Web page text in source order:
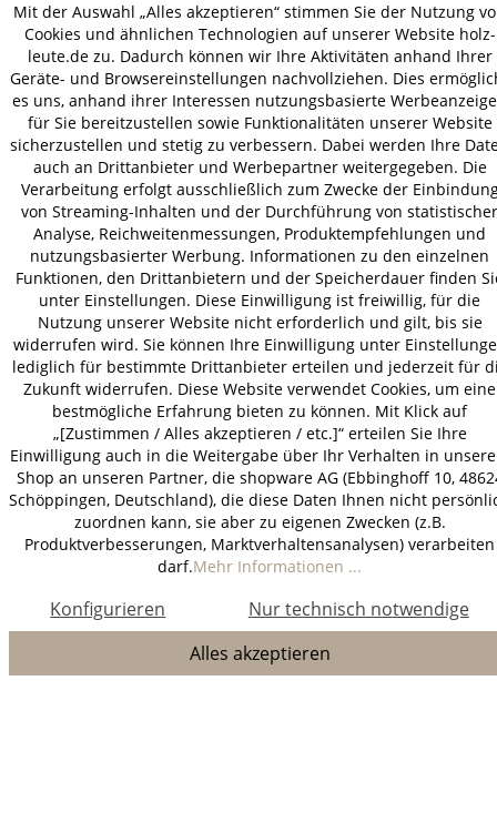
VERSAND
AGB Datenschutz
Impressum
© 2026 HOLZ-LEUTE
* Alle Preise inkl. gesetzl. Mehrwertsteuer zzgl.
Versandkosten
Mit der Auswahl „Alles akzeptieren“ stimmen Sie der Nutzung
Cookies und ähnlichen Technologien auf unserer Website holz-
leute.de zu. Dadurch können wir Ihre Aktivitäten anhand Ihrer
Geräte- und Browsereinstellungen nachvollziehen. Dies
es uns, anhand ihrer Interessen nutzungsbasierte
für Sie bereitzustellen sowie Funktionalitäten unserer Website
sicherzustellen und stetig zu verbessern. Dabei werden Ihre
auch an Drittanbieter und Werbepartner weitergegeben. Die
Verarbeitung erfolgt ausschließlich zum Zwecke der
von Streaming-Inhalten und der Durchführung von statistischer
Analyse, Reichweitenmessungen, Produktempfehlungen und
nutzungsbasierter Werbung. Informationen zu den einzelnen
Funktionen, den Drittanbietern und der Speicherdauer finden
unter Einstellungen. Diese Einwilligung ist freiwillig, für die
Nutzung unserer Website nicht erforderlich und gilt, bis sie
widerrufen wird. Sie können Ihre Einwilligung unter
lediglich für bestimmte Drittanbieter erteilen und jederzeit für
Zukunft widerrufen. Diese Website verwendet Cookies, um eine
bestmögliche Erfahrung bieten zu können. Mit Klick auf
„[Zustimmen / Alles akzeptieren / etc.]“ erteilen Sie Ihre
Einwilligung auch in die Weitergabe über Ihr Verhalten in
Shop an unseren Partner, die shopware AG (Ebbinghoff 10,
Schöppingen, Deutschland), die diese Daten Ihnen nicht
zuordnen kann, sie aber zu eigenen Zwecken (z.B.
Produktverbesserungen, Marktverhaltensanalysen) verarbeiten
darf.Mehr Informationen ...
Nur technisch notwendige
Konfigurieren
Alles akzeptieren